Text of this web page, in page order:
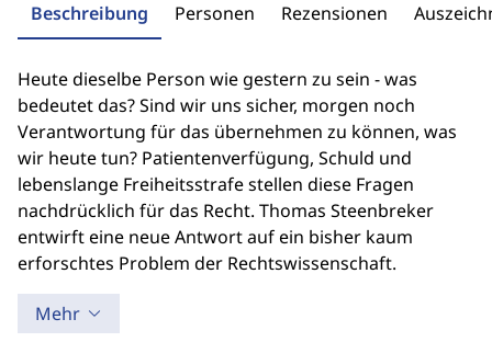
Beschreibung Personen Rezensionen
Heute dieselbe Person wie gestern zu sein - was
bedeutet das? Sind wir uns sicher, morgen noch
Verantwortung für das übernehmen zu können, was
wir heute tun? Patientenverfügung, Schuld und
lebenslange Freiheitsstrafe stellen diese Fragen
nachdrücklich für das Recht. Thomas Steenbreker
entwirft eine neue Antwort auf ein bisher kaum
erforschtes Problem der Rechtswissenschaft.
Mehr